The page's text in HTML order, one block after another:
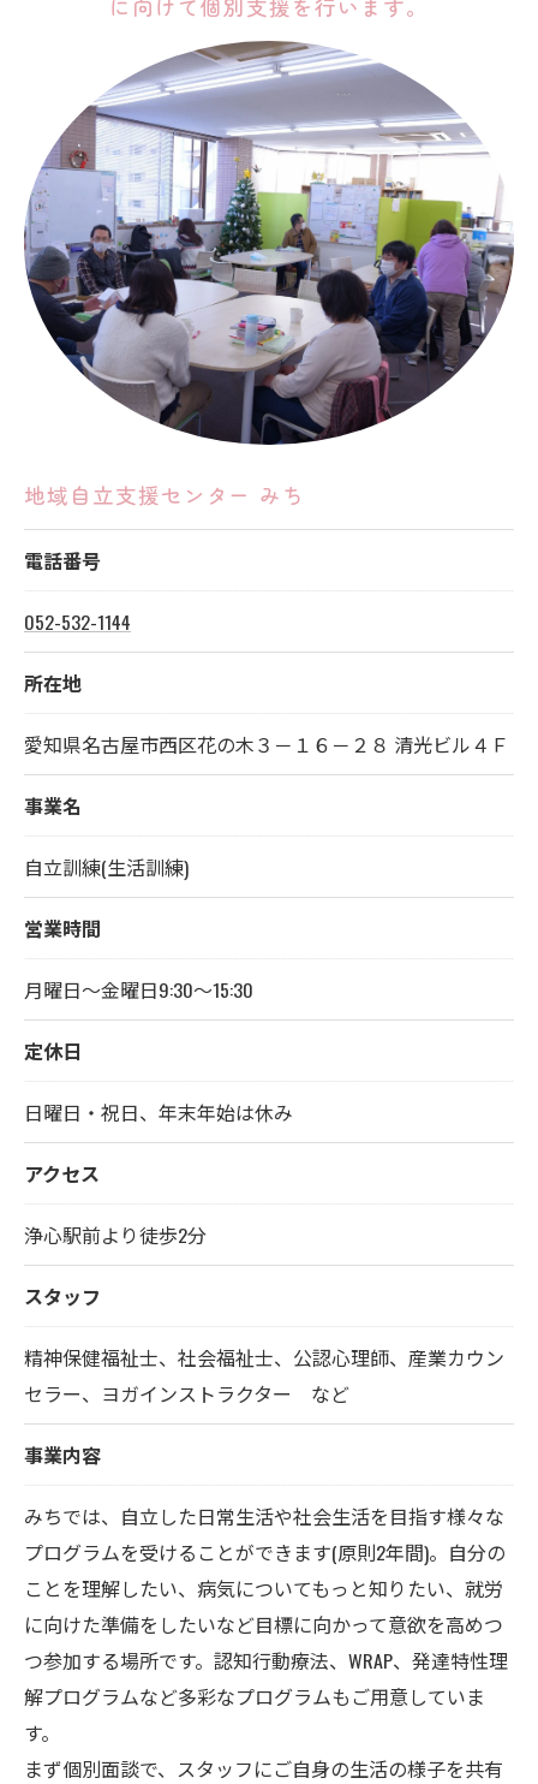
に向けて個別支援を行います。
地域自立支援センター みち
電話番号
052-532-1144
所在地
愛知県名古屋市西区花の木３－１６－２８ 清光ビル４Ｆ
事業名
自立訓練(生活訓練)
営業時間
月曜日～金曜日9:30～15:30
定休日
日曜日・祝日、年末年始は休み
アクセス
浄心駅前より徒歩2分
スタッフ
精神保健福祉士、社会福祉士、公認心理師、産業カウン
セラー、ヨガインストラクター など
事業内容
みちでは、自立した日常生活や社会生活を目指す様々な
プログラムを受けることができます(原則2年間)。自分の
ことを理解したい、病気についてもっと知りたい、就労
に向けた準備をしたいなど目標に向かって意欲を高めつ
つ参加する場所です。認知行動療法、WRAP、発達特性理
解プログラムなど多彩なプログラムもご用意していま
す。
まず個別面談で、スタッフにご自身の生活の様子を共有